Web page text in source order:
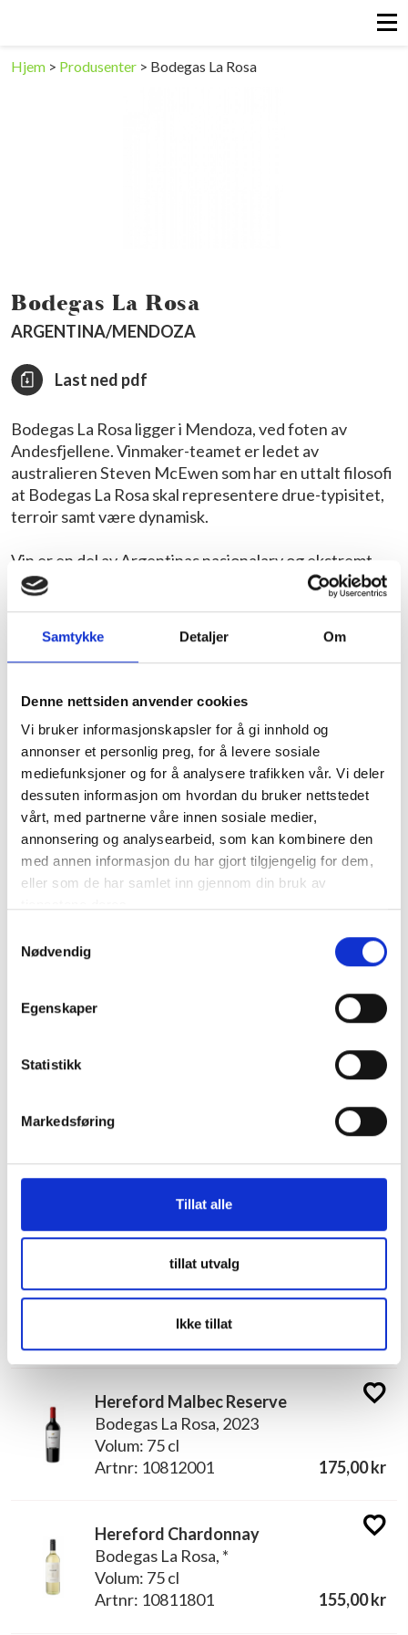
Samtykke Detaljer Om
Denne nettsiden anvender cookies
Vi bruker informasjonskapsler for å gi innhold og
annonser et personlig preg, for å levere sosiale
mediefunksjoner og for å analysere trafikken vår. Vi deler
dessuten informasjon om hvordan du bruker nettstedet
vårt, med partnerne våre innen sosiale medier,
annonsering og analysearbeid, som kan kombinere den
med annen informasjon du har gjort tilgjengelig for dem,
eller som de har samlet inn gjennom din bruk av
Nødvendig
Egenskaper
Statistikk
Markedsføring
Tillat alle
tillat utvalg
Ikke tillat
Hjem > Produsenter > Bodegas La Rosa
Bodegas La Rosa
ARGENTINA/MENDOZA
Last ned pdf
Bodegas La Rosa ligger i Mendoza, ved foten av
Andesfjellene. Vinmaker-teamet er ledet av
australieren Steven McEwen som har en uttalt filosofi
at Bodegas La Rosa skal representere drue-typisitet,
terroir samt være dynamisk.
Vin er en del av Argentinas nasjonalarv og ekstremt
viktig for økonomien - og, ethvert måltid! Argentina er
blandt verdens høyest vinkonsumerende land. Det er
store byer og forurensing av luft og vann.
Drikke fra denne produsenten
Hereford Merlot
Bodegas La Rosa, *
Artnr: 9783301
Hereford Malbec Reserve
Bodegas La Rosa, 2023
Volum: 75 cl
Artnr: 10812001
175,00 kr
Hereford Chardonnay
Bodegas La Rosa, *
Volum: 75 cl
Artnr: 10811801
155,00 kr